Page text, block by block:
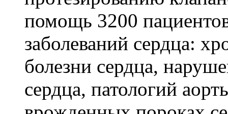
помощь 3200
заболеваний сердца:
болезни сердца,
сердца, патологий